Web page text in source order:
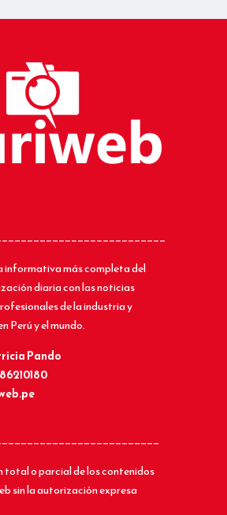
informativa más completa del
diaria con las noticias
de la industria y
Perú y el mundo.
Pando
total o parcial de los contenidos
sin la autorización expresa